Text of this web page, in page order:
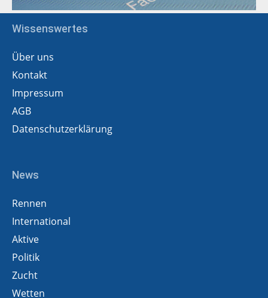
Wissenswertes
Über uns
Kontakt
Impressum
AGB
Datenschutzerklärung
News
Rennen
International
Aktive
Politik
Zucht
Wetten